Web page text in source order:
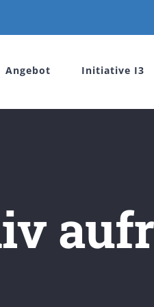
Angebot Initiative I3